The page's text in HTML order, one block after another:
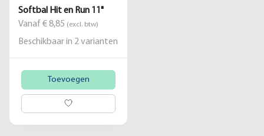
Softbal Hit en Run 11"
Vanaf € 8,85 (excl. btw)
Beschikbaar in 2varianten
Toevoegen